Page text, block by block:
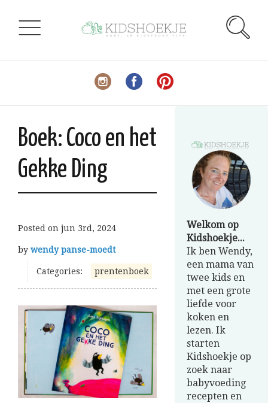
Boek: Coco en het
Gekke Ding
Posted on jun 3rd, 2024
by wendy panse-moedt
Categories: prentenboek
Welkom op
Kidshoekje...
Ik ben Wendy,
een mama van
twee kids en
met een grote
liefde voor
koken en
lezen. Ik
starten
Kidshoekje op
zoek naar
babyvoeding
recepten en